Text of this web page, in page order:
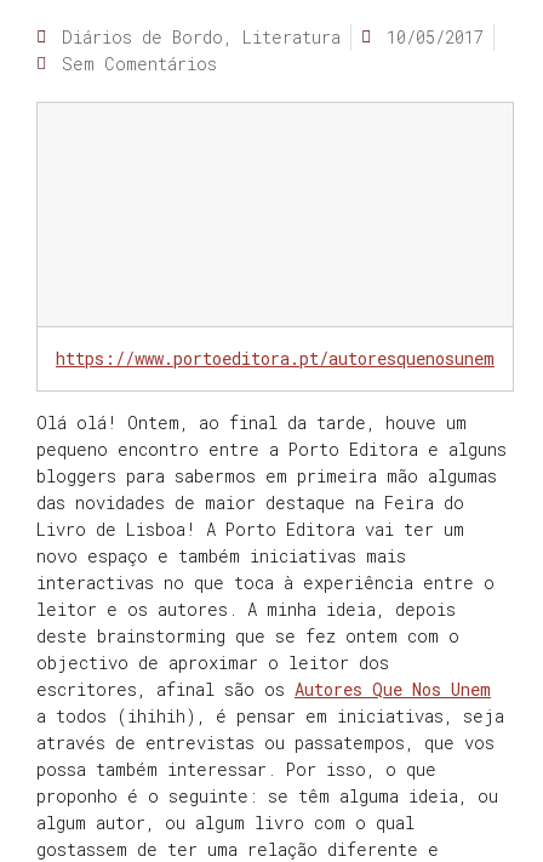
Diários de Bordo , Literatura
10/05/2017
Sem Comentários
https://www.portoeditora.pt/autoresquenosunem
Olá olá! Ontem, ao final da tarde, houve um
pequeno encontro entre a Porto Editora e alguns
bloggers para sabermos em primeira mão algumas
das novidades de maior destaque na Feira do
Livro de Lisboa! A Porto Editora vai ter um
novo espaço e também iniciativas mais
interactivas no que toca à experiência entre o
leitor e os autores. A minha ideia, depois
deste brainstorming que se fez ontem com o
objectivo de aproximar o leitor dos
escritores, afinal são os Autores Que Nos Unem
a todos (ihihih), é pensar em iniciativas, seja
através de entrevistas ou passatempos, que vos
possa também interessar. Por isso, o que
proponho é o seguinte: se têm alguma ideia, ou
algum autor, ou algum livro com o qual
gostassem de ter uma relação diferente e